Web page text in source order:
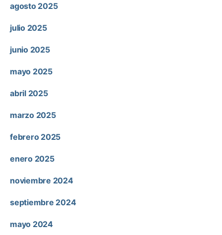
agosto 2025
julio 2025
junio 2025
mayo 2025
abril 2025
marzo 2025
febrero 2025
enero 2025
noviembre 2024
septiembre 2024
mayo 2024